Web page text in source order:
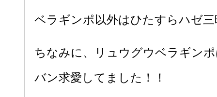
ベラギンポ以外はひたすらハゼ
ちなみに、リュウグウベラギン
バン求愛してました！！